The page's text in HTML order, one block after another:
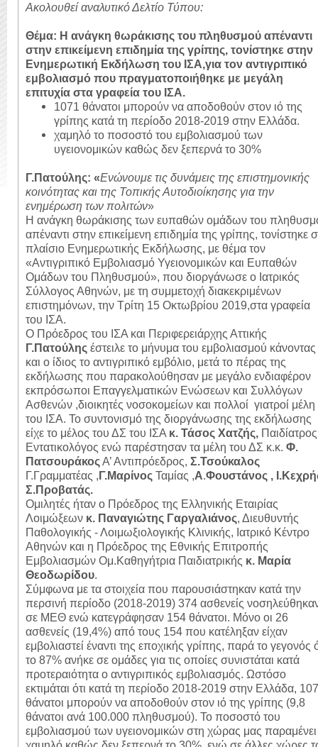
Ακολουθεί αναλυτικό Δελτίο Τύπου:
Θέμα: Η ανάγκη θωράκισης του πληθυσμού απέναντι
στην επικείμενη επιδημία της γρίπης, τονίστηκε στην
Ενημερωτική Εκδήλωση του ΙΣΑ,για τον αντιγριπικό
εμβολιασμό που πραγματοποιήθηκε με μεγάλη
επιτυχία στα γραφεία του ΙΣΑ.
1071 θάνατοι μπορούν να αποδοθούν στον ιό της
γρίπης κατά τη περίοδο 2018-2019 στην Ελλάδα.
χαμηλό το ποσοστό του εμβολιασμού των
υγειονομικών καθώς δεν ξεπερνά το 30%
Γ.Πατούλης: «Ενώνουμε τις δυνάμεις της επιστημονικής
κοινότητας και της Τοπικής Αυτοδιοίκησης για την
ενημέρωση των πολιτών»
Η ανάγκη θωράκισης των ευπαθών ομάδων του
απέναντι στην επικείμενη επιδημία της γρίπης, τονίστηκε
πλαίσιο Ενημερωτικής Εκδήλωσης, με θέμα τον
«Αντιγριπικό Εμβολιασμό Υγειονομικών και Ευπαθών
Ομάδων του Πληθυσμού», που διοργάνωσε ο Ιατρικός
Σύλλογος Αθηνών, με τη συμμετοχή διακεκριμένων
επιστημόνων, την Τρίτη 15 Οκτωβρίου 2019,στα γραφεία
του ΙΣΑ.
Ο Πρόεδρος του ΙΣΑ και Περιφερειάρχης Αττικής
Γ.Πατούλης έστειλε το μήνυμα του εμβολιασμού κάνοντας
και ο ίδιος το αντιγριπικό εμβόλιο, μετά το πέρας της
εκδήλωσης που παρακολούθησαν με μεγάλο ενδιαφέρον
εκπρόσωποι Επαγγελματικών Ενώσεων και Συλλόγων
Ασθενών ,διοικητές νοσοκομείων και πολλοί γιατροί μέλη
του ΙΣΑ. Το συντονισμό της διοργάνωσης της εκδήλωσης
είχε το μέλος του ΔΣ του ΙΣΑ κ. Τάσος Χατζής,
Εντατικολόγος ενώ παρέστησαν τα μέλη του ΔΣ κ.κ. Φ.
ΠατσουράκοςΑ’ Αντιπρόεδρος, Σ.Τσούκαλος
Γ.Γραμματέας ,Γ.Μαρίνος Ταμίας ,Α.Φουστάνος ,
Σ.Προβατάς.
Ομιλητές ήταν ο Πρόεδρος της Ελληνικής Εταιρίας
Λοιμώξεων κ. Παναγιώτης Γαργαλιάνος, Διευθυντής
Παθολογικής - Λοιμωξιολογικής Κλινικής, Ιατρικό Κέντρο
Αθηνών και η Πρόεδρος της Εθνικής Επιτροπής
Εμβολιασμών Ομ.Καθηγήτρια Παιδιατρικής κ. Μαρία
Θεοδωρίδου.
Σύμφωνα με τα στοιχεία που παρουσιάστηκαν κατά την
περσινή περίοδο (2018-2019) 374 ασθενείς
σε ΜΕΘ ενώ κατεγράφησαν 154 θάνατοι. Μόνο οι 26
ασθενείς (19,4%) από τους 154 που κατέληξαν είχαν
εμβολιαστεί έναντι της εποχικής γρίπης, παρά το γεγονός
το 87% ανήκε σε ομάδες για τις οποίες συνιστάται κατά
προτεραιότητα ο αντιγριπικός εμβολιασμός. Ωστόσο
εκτιμάται ότι κατά τη περίοδο 2018-2019 στην Ελλάδα,
θάνατοι μπορούν να αποδοθούν στον ιό της γρίπης (9,8
θάνατοι ανά 100.000 πληθυσμού). Το ποσοστό του
εμβολιασμού των υγειονομικών στη χώρας μας παραμένει